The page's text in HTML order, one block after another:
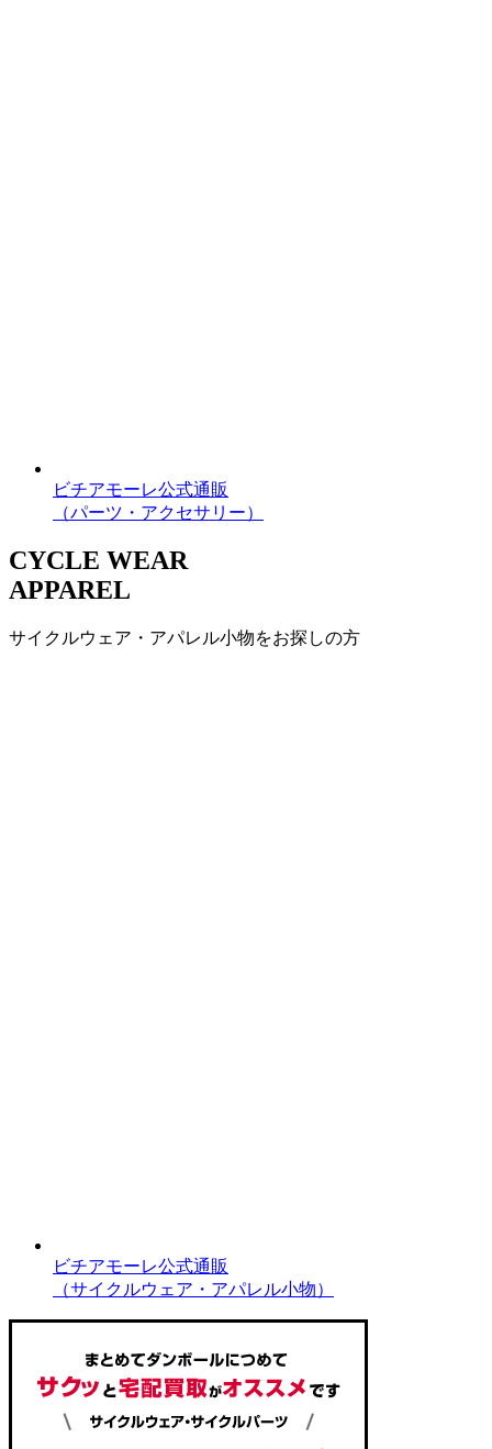
ビチアモーレ公式通販
（パーツ・アクセサリー）
CYCLE WEAR
APPAREL
サイクルウェア・アパレル小物をお探しの方
ビチアモーレ公式通販
（サイクルウェア・アパレル小物）